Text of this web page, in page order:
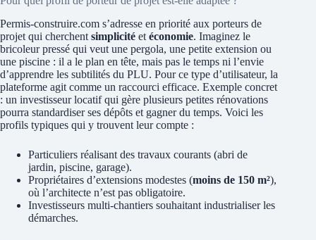
Permis-construire.com s’adresse en priorité aux porteurs de
projet qui cherchent simplicité et économie. Imaginez le
bricoleur pressé qui veut une pergola, une petite extension ou
une piscine : il a le plan en tête, mais pas le temps ni l’envie
d’apprendre les subtilités du PLU. Pour ce type d’utilisateur, la
plateforme agit comme un raccourci efficace. Exemple concret
: un investisseur locatif qui gère plusieurs petites rénovations
pourra standardiser ses dépôts et gagner du temps. Voici les
profils typiques qui y trouvent leur compte :
Particuliers réalisant des travaux courants (abri de
jardin, piscine, garage).
Propriétaires d’extensions modestes (moins de 150 m²),
où l’architecte n’est pas obligatoire.
Investisseurs multi-chantiers souhaitant industrialiser les
démarches.